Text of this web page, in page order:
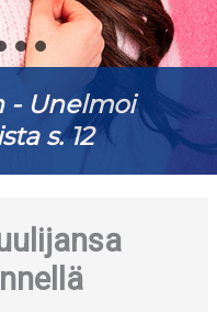
- Unelmoi
s. 12